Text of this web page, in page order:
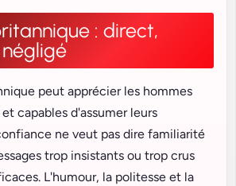
: direct,
peut apprécier les hommes
capables d'assumer leurs
ne veut pas dire familiarité
trop insistants ou trop crus
L'humour, la politesse et la